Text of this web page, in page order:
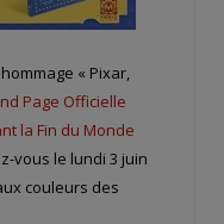
« Pixar,
Page Officielle
la Fin du Monde
vous le lundi 3 juin
couleurs des